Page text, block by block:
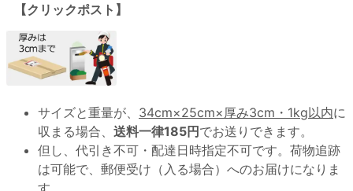
【クリックポスト】
サイズと重量が、 34cm×25cm×厚み3cm・1kg以内に
収まる場合、 送料一律185円でお送りできます。
但し、代引き不可・配達日時指定不可です。荷物追跡
は可能で、郵便受け（入る場合）へのお届けになりま
す。